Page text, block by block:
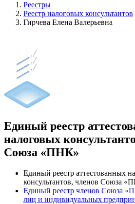
Реестры
Реестр налоговых консультантов
Гирчева Елена Валерьевна
Единый реестр
налоговых
Союза «ПНК»
Единый реестр аттестованных
консультантов, членов Союза
Единый реестр членов Союза
лиц и индивидуальных